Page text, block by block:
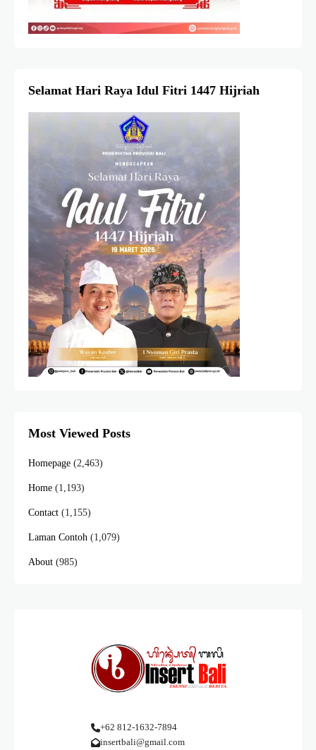
Selamat Hari Raya Idul Fitri 1447 Hijriah
Most Viewed Posts
Homepage (2,463)
Home (1,193)
Contact (1,155)
Laman Contoh (1,079)
About (985)
+62 812-1632-7894
insertbali@gmail.com